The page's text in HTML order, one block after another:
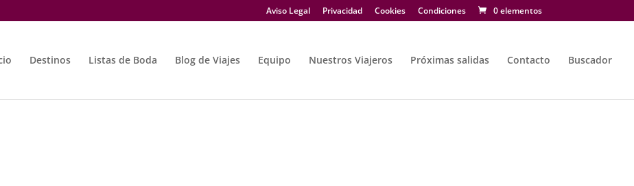
Aviso Legal Privacidad Cookies Condiciones 0 elementos
Destinos Listas de Boda Blog de Viajes Equipo Nuestros Viajeros Próximas salidas Contacto Buscador